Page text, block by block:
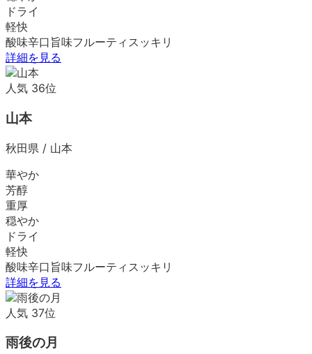
ドライ
軽快
酸味辛口 旨味フルーティ スッキリ
詳細を見る
人気 36位
山本
秋田県 / 山本
華やか
芳醇
重厚
穏やか
ドライ
軽快
酸味辛口 旨味フルーティ スッキリ
詳細を見る
人気 37位
雨後の月